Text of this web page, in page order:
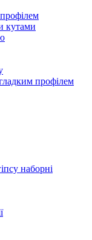
кутами
профілем
наборні